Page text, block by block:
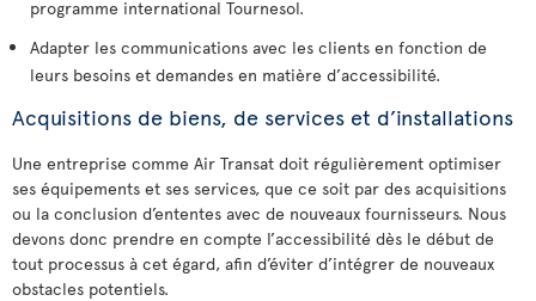
programme international Tournesol.
Adapter les communications avec les clients en fonction de
leurs besoins et demandes en matière d’accessibilité.
Acquisitions de biens, de services et d’installations
Une entreprise comme Air Transat doit régulièrement optimiser
ses équipements et ses services, que ce soit par des acquisitions
ou la conclusion d’ententes avec de nouveaux fournisseurs. Nous
devons donc prendre en compte l’accessibilité dès le début de
tout processus à cet égard, afin d’éviter d’intégrer de nouveaux
obstacles potentiels.